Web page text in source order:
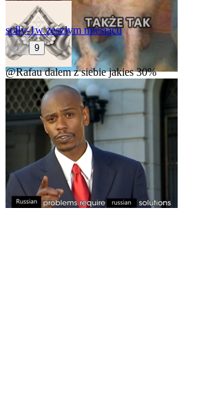
solly-1w zeszłym miesiącu
9
@Rafaudalem z siebie jakies 30%